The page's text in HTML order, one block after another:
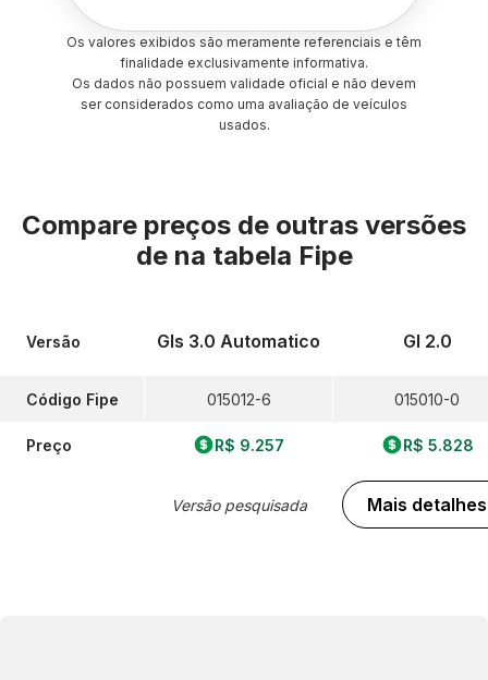
Os valores exibidos são meramente referenciais e têm
finalidade exclusivamente informativa.
Os dados não possuem validade oficial e não devem
ser considerados como uma avaliação de veículos
usados.
Compare preços de outras versões
de na tabela Fipe
Versão
Código Fipe
Preço
Gls 3.0 Automatico
015012-6
R$ 9.257
Versão pesquisada
Gl 2.0
015010-0
R$ 5.828
Mais detalhes